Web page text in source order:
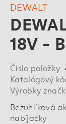
DEWALT
18V -
Číslo položky:
Katalógový
Výrobky
Bezuhlíková
nabíjačky